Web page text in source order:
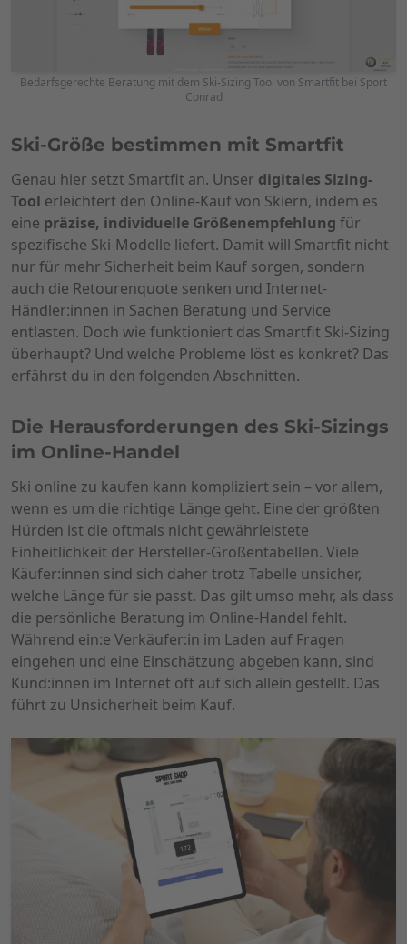
Bedarfsgerechte Beratung mit dem Ski-Sizing Tool von Smartfit bei Sport
Conrad
Ski-Größe bestimmen mit Smartfit
Genau hier setzt Smartfit an. Unser digitales Sizing-
Tool erleichtert den Online-Kauf von Skiern, indem es
eine präzise, individuelle Größenempfehlung für
spezifische Ski-Modelle liefert. Damit will Smartfit nicht
nur für mehr Sicherheit beim Kauf sorgen, sondern
auch die Retourenquote senken und Internet-
Händler:innen in Sachen Beratung und Service
entlasten. Doch wie funktioniert das Smartfit Ski-Sizing
überhaupt? Und welche Probleme löst es konkret? Das
erfährst du in den folgenden Abschnitten.
Die Herausforderungen des Ski-Sizings
im Online-Handel
Ski online zu kaufen kann kompliziert sein – vor allem,
wenn es um die richtige Länge geht. Eine der größten
Hürden ist die oftmals nicht gewährleistete
Einheitlichkeit der Hersteller-Größentabellen. Viele
Käufer:innen sind sich daher trotz Tabelle unsicher,
welche Länge für sie passt. Das gilt umso mehr, als dass
die persönliche Beratung im Online-Handel fehlt.
Während ein:e Verkäufer:in im Laden auf Fragen
eingehen und eine Einschätzung abgeben kann, sind
Kund:innen im Internet oft auf sich allein gestellt. Das
führt zu Unsicherheit beim Kauf.